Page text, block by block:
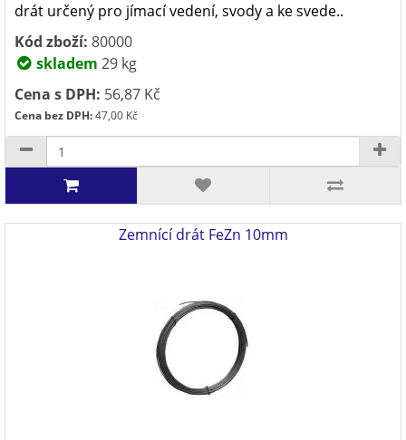
drát určený pro jímací vedení, svody a ke svede..
Kód zboží: 80000
skladem 29 kg
Cena s DPH: 56,87 Kč
Cena bez DPH:47,00 Kč
Zemnící drát FeZn 10mm